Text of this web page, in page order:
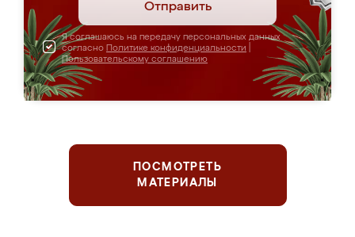
Отправить
Я соглашаюсь на передачу персональных данных
согласно Политике конфиденциальности
Пользовательскому соглашению
ПОСМОТРЕТЬ
МАТЕРИАЛЫ